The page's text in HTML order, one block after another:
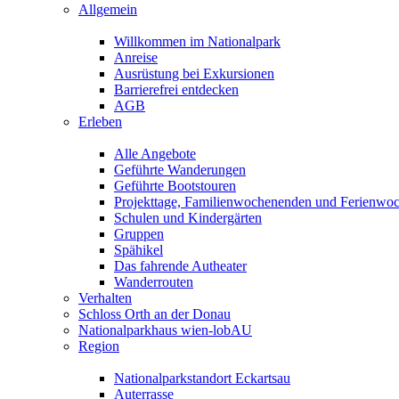
Allgemein
Willkommen im Nationalpark
Anreise
Ausrüstung bei Exkursionen
Barrierefrei entdecken
AGB
Erleben
Alle Angebote
Geführte Wanderungen
Geführte Bootstouren
Projekttage, Familienwochenenden und
Schulen und Kindergärten
Gruppen
Spähikel
Das fahrende Autheater
Wanderrouten
Verhalten
Schloss Orth an der Donau
Nationalparkhaus wien-lobAU
Region
Nationalparkstandort Eckartsau
Auterrasse